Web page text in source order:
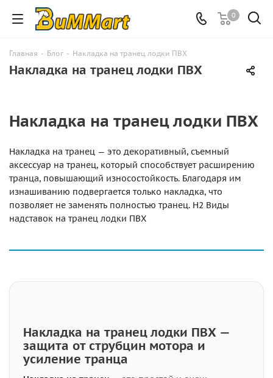
0
Главная - Блог - Накладка на транец лодки ПВХ
Накладка на транец лодки ПВХ
Накладка на транец лодки ПВХ
Накладка на транец — это декоративный, съемный
аксессуар на транец, который способствует расширению
транца, повышающий износостойкость. Благодаря им
изнашиванию подвергается только накладка, что
позволяет не заменять полностью транец. H2 Виды
надставок на транец лодки ПВХ
Накладка на транец лодки ПВХ —
защита от струбцин мотора и
усиление транца